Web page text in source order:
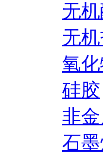
无
无
氧
硅胶
非
石